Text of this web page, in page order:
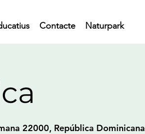
Contacte Naturpark
22000, República Dominicana